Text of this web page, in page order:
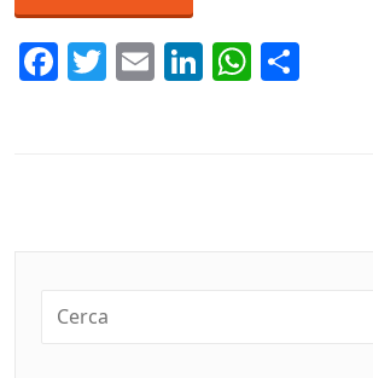
Facebook
Twitter
EmailLinkedIn